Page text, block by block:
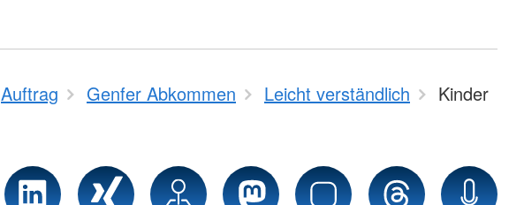
Auftrag Genfer Abkommen Leicht verständlich Kinder